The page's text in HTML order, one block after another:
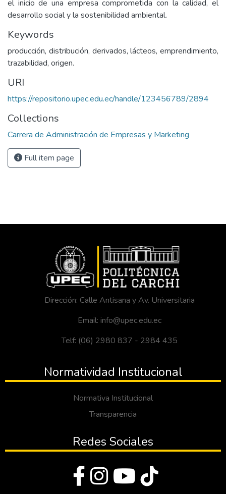
el inicio de una empresa comprometida con la calidad, el
desarrollo social y la sostenibilidad ambiental.
Keywords
producción, distribución, derivados, lácteos, emprendimiento,
trazabilidad, origen.
URI
https://repositorio.upec.edu.ec/handle/123456789/2894
Collections
Carrera de Administración de Empresas y Marketing
Full item page
Dirección: Calle Antisana y Av. Universitaria
Email: info@upec.edu.ec
Telf: (06) 2980 837 - 2984 435
Normatividad Institucional
Normativa Institucional
Transparencia
Redes Sociales